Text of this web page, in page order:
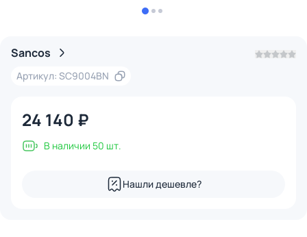
Sancos
Артикул: SC9004BN
24 140 ₽
В наличии 50 шт.
Нашли дешевле?